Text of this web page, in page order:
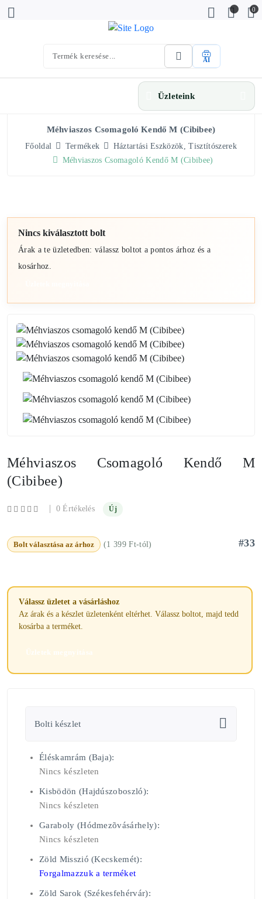
0
AI
Üzleteink
Méhviaszos Csomagoló Kendő M (Cibibee)
Főoldal Termékek
Háztartási Eszközök, Tisztítószerek
Méhviaszos Csomagoló Kendő M (Cibibee)
Nincs kiválasztott bolt
Árak a te üzletedben: válassz boltot a pontos árhoz és a
kosárhoz.
Méhviaszos Csomagoló Kendő M
(Cibibee)
| 0 Értékelés Új
Bolt választása az árhoz (1 399 Ft-tól) #33
Válassz üzletet a vásárláshoz
Az árak és a készlet üzletenként eltérhet. Válassz boltot, majd tedd
kosárba a terméket.
Üzletek megnyitása
Bolti készlet
Éléskamrám (Baja):
Nincs készleten
Kisbödön (Hajdúszoboszló):
Nincs készleten
Garaboly (Hódmezõvásárhely):
Nincs készleten
Zöld Misszió (Kecskemét):
Forgalmazzuk a terméket
Zöld Sarok (Székesfehérvár):